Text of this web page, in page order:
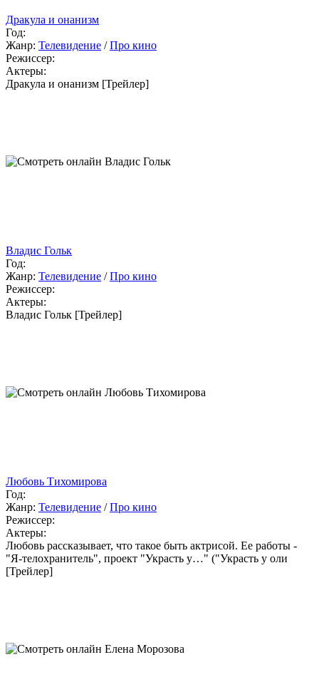
Дракула и онанизм
Год:
Жанр: Телевидение /Про кино
Режиссер:
Актеры:
Дракула и онанизм [Трейлер]
Владис Гольк
Год:
Жанр: Телевидение /Про кино
Режиссер:
Актеры:
Владис Гольк [Трейлер]
Любовь Тихомирова
Год:
Жанр: Телевидение /Про кино
Режиссер:
Актеры:
Любовь рассказывает, что такое быть актрисой. Ее работы -
"Я-телохранитель", проект "Украсть у…" ("Украсть у оли
[Трейлер]